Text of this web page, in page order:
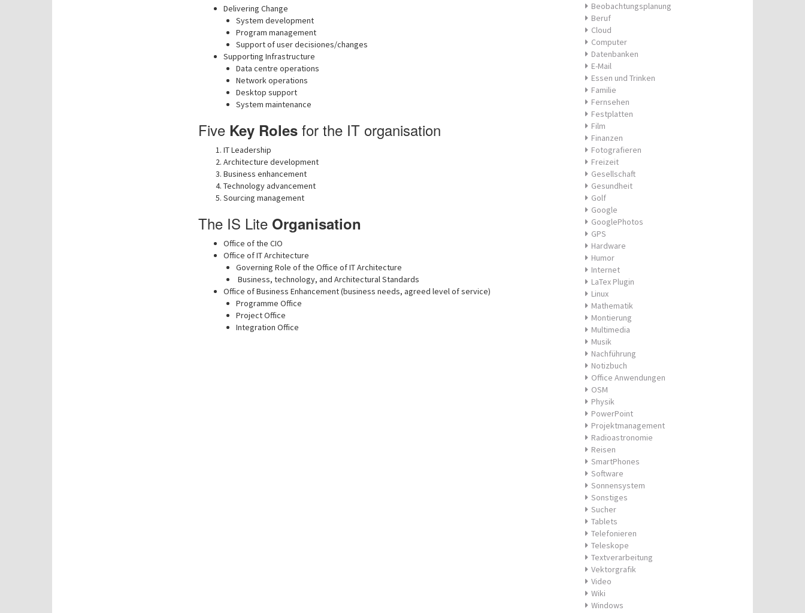
Delivering Change
System development
Program management
Support of user decisiones/changes
Supporting Infrastructure
Data centre operations
Network operations
Desktop support
System maintenance
Five Key Rolesfor the IT organisation
IT Leadership
Architecture development
Business enhancement
Technology advancement
Sourcing management
The IS Lite Organisation
Office of the CIO
Office of IT Architecture
Governing Role of the Office of IT Architecture
Business, technology, and Architectural Standards
Office of Business Enhancement (business needs, agreed level of service)
Programme Office
Project Office
Integration Office
Beobachtungsplanung
Beruf
Cloud
Computer
Datenbanken
E-Mail
Essen und Trinken
Familie
Fernsehen
Festplatten
Film
Finanzen
Fotografieren
Freizeit
Gesellschaft
Gesundheit
Golf
Google
GooglePhotos
GPS
Hardware
Humor
Internet
LaTex Plugin
Linux
Mathematik
Montierung
Multimedia
Musik
Nachführung
Notizbuch
Office Anwendungen
OSM
Physik
PowerPoint
Projektmanagement
Radioastronomie
Reisen
SmartPhones
Software
Sonnensystem
Sonstiges
Sucher
Tablets
Telefonieren
Teleskope
Textverarbeitung
Vektorgrafik
Video
Wiki
Windows